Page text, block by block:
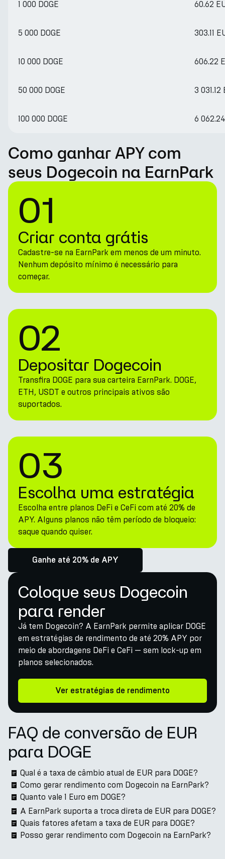
1 000 DOGE 60.62
5 000 DOGE 303.11
10 000 DOGE 606.22
50 000 DOGE 3 031.12
100 000 DOGE 6
Como ganhar APY com
seus Dogecoin na EarnPark
01
Criar conta grátis
Cadastre-se na EarnPark em menos de um minuto.
Nenhum depósito mínimo é necessário para
começar.
02
Depositar Dogecoin
Transfira DOGE para sua carteira EarnPark. DOGE,
ETH, USDT e outros principais ativos são
suportados.
03
Escolha uma estratégia
Escolha entre planos DeFi e CeFi com até 20% de
APY. Alguns planos não têm período de bloqueio:
saque quando quiser.
Ganhe até 20% de APY
Coloque seus Dogecoin
para render
Já tem Dogecoin? A EarnPark permite aplicar DOGE
em estratégias de rendimento de até 20% APY por
meio de abordagens DeFi e CeFi — sem lock-up em
planos selecionados.
Ver estratégias de rendimento
FAQ de conversão de EUR
para DOGE
Qual é a taxa de câmbio atual de EUR para DOGE?
Como gerar rendimento com Dogecoin na EarnPark?
Quanto vale 1 Euro em DOGE?
A EarnPark suporta a troca direta de EUR para DOGE?
Quais fatores afetam a taxa de EUR para DOGE?
Posso gerar rendimento com Dogecoin na EarnPark?